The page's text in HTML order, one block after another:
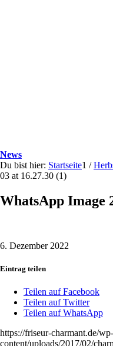
News
Du bist hier: Startseite1 /
03 at 16.27.30 (1)
WhatsApp Image
6. Dezember 2022
Eintrag teilen
Teilen auf Facebook
Teilen auf Twitter
Teilen auf WhatsApp
https://friseur-charmant.de/wp-
content/uploads/2017/02/